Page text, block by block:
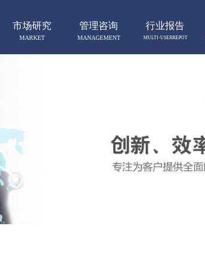
市场研究
MARKET
管理咨询
MANAGEMENT
行业报告
MULTI-USERREPOT